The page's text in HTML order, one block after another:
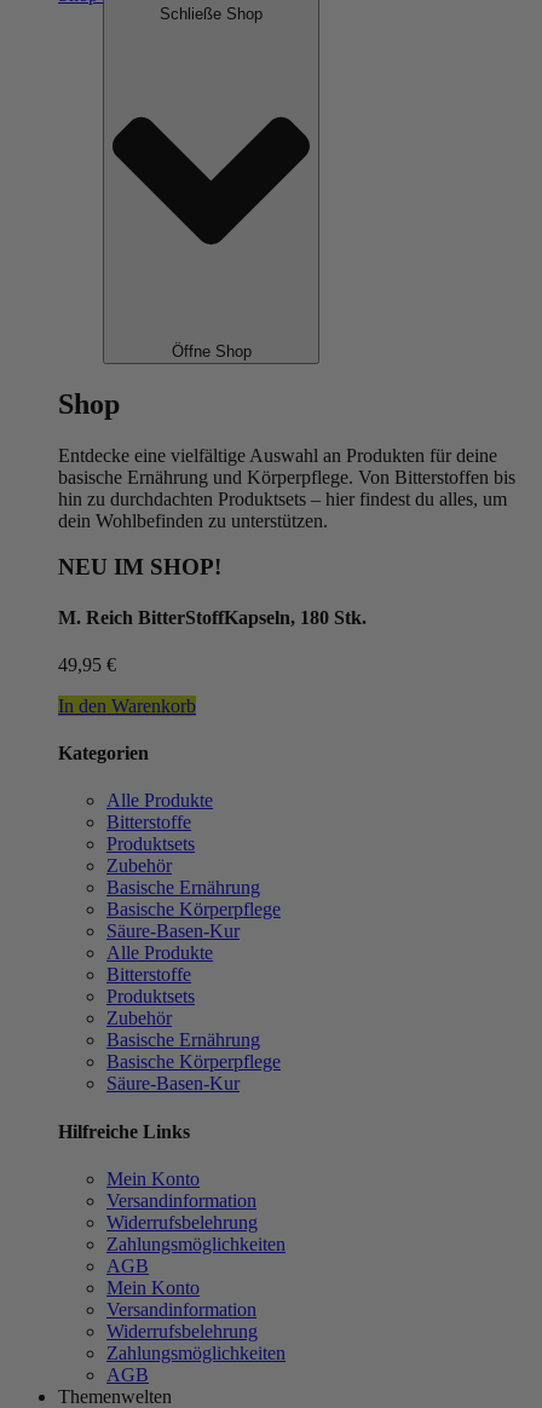
Schließe Shop
Öffne Shop
Shop
Entdecke eine vielfältige Auswahl an Produkten für deine
basische Ernährung und Körperpflege. Von Bitterstoffen bis
hin zu durchdachten Produktsets – hier findest du alles, um
dein Wohlbefinden zu unterstützen.
NEU IM SHOP!
M. Reich BitterStoffKapseln, 180 Stk.
49,95 €
In den Warenkorb
Kategorien
Alle Produkte
Bitterstoffe
Produktsets
Zubehör
Basische Ernährung
Basische Körperpflege
Säure-Basen-Kur
Alle Produkte
Bitterstoffe
Produktsets
Zubehör
Basische Ernährung
Basische Körperpflege
Säure-Basen-Kur
Hilfreiche Links
Mein Konto
Versandinformation
Widerrufsbelehrung
Zahlungsmöglichkeiten
AGB
Mein Konto
Versandinformation
Widerrufsbelehrung
Zahlungsmöglichkeiten
AGB
Themenwelten